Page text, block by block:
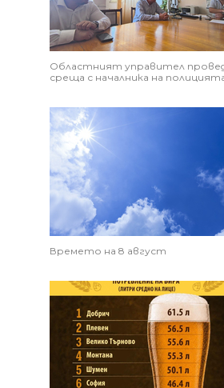
Областният управител
среща с началника на
Времето на 8 август